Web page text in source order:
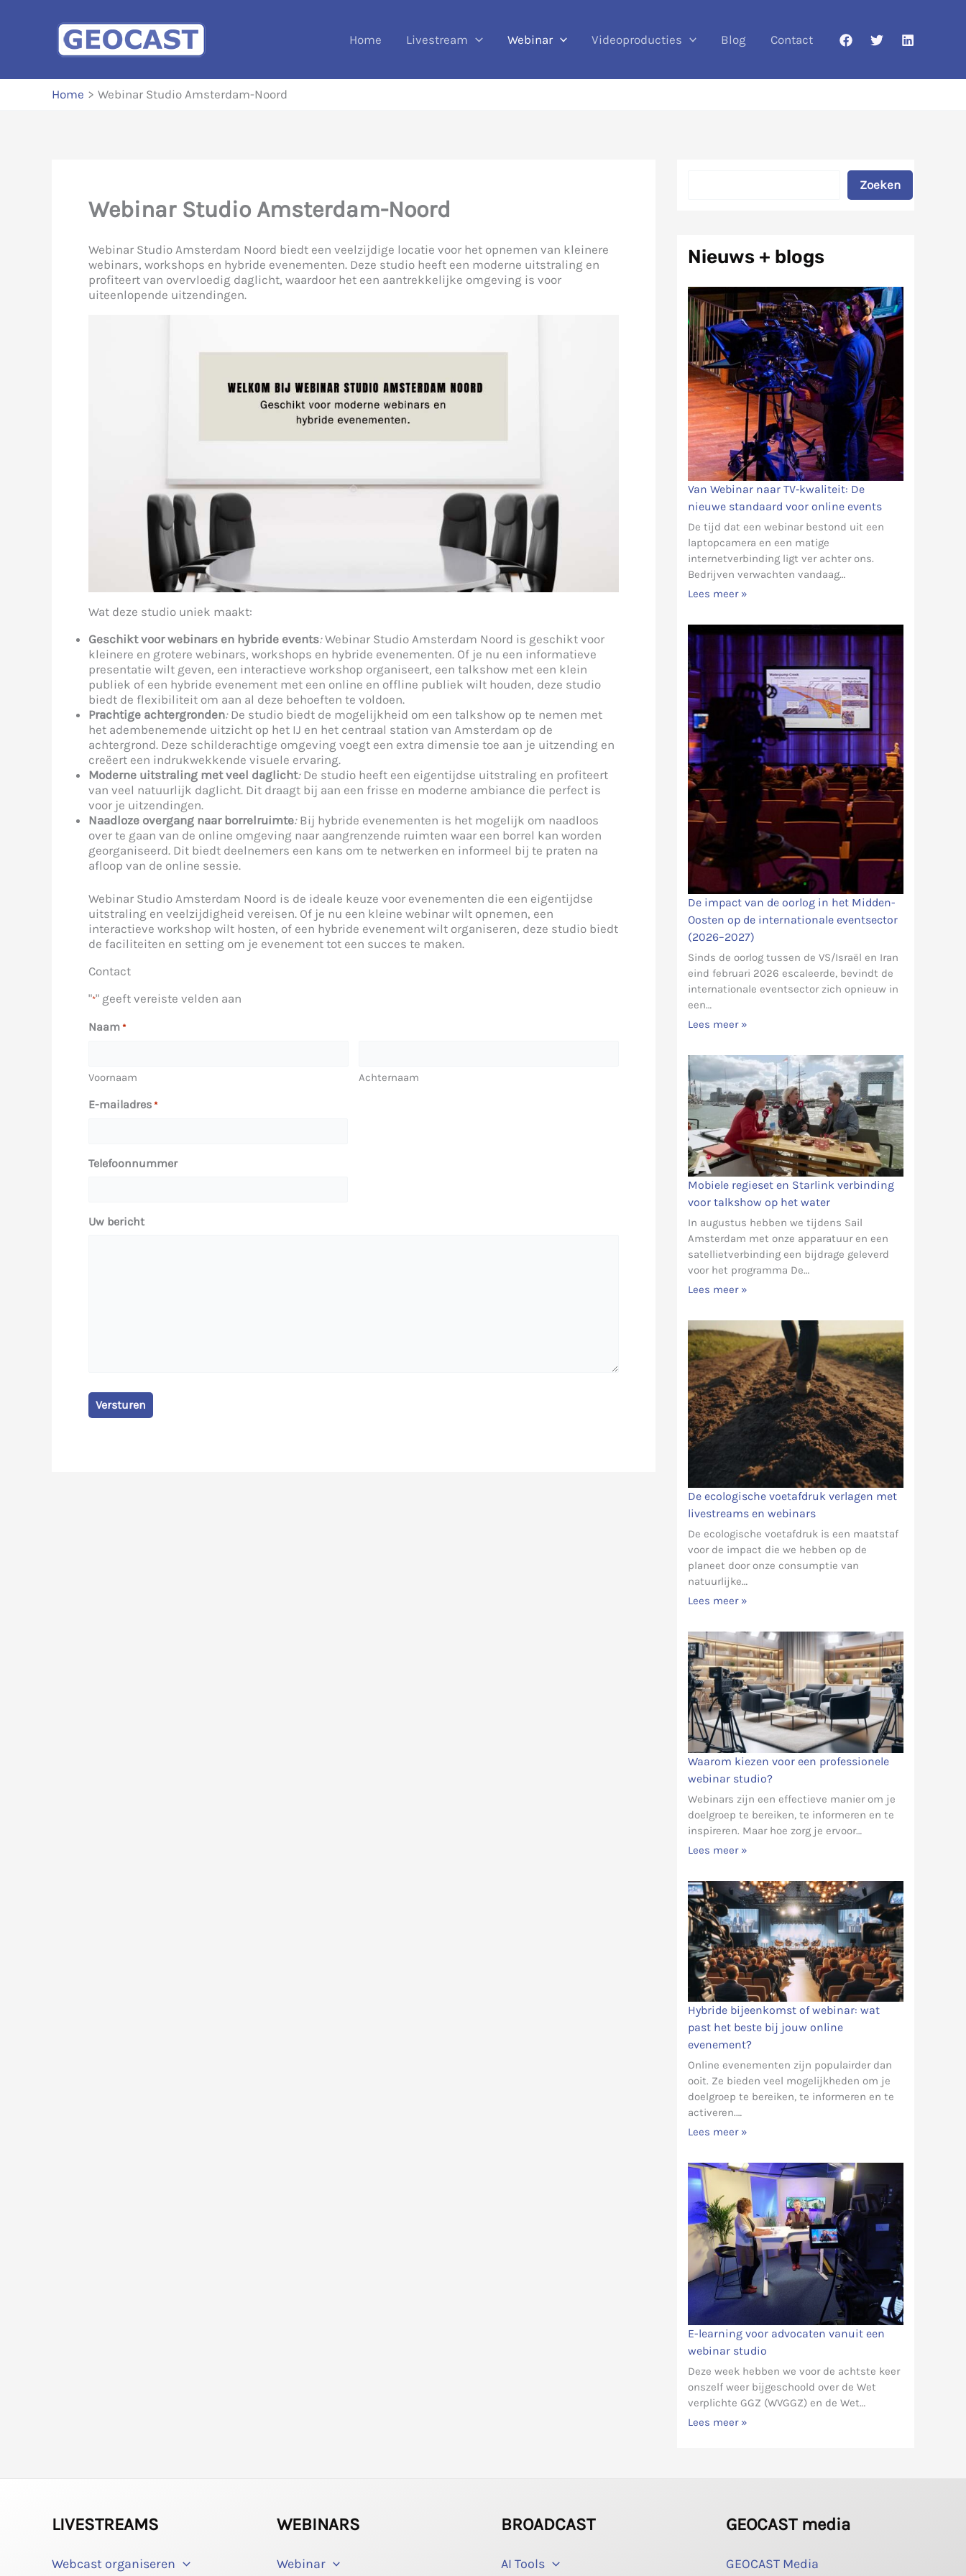
Home Livestream Webinar Videoproducties Blog Contact
Home Webinar Studio Amsterdam-Noord
Webinar Studio Amsterdam-Noord
Webinar Studio Amsterdam Noord biedt een veelzijdige locatie voor het opnemen van kleinere
webinars, workshops en hybride evenementen. Deze studio heeft een moderne uitstraling en
profiteert van overvloedig daglicht, waardoor het een aantrekkelijke omgeving is voor
uiteenlopende uitzendingen.
Wat deze studio uniek maakt:
Geschikt voor webinars en hybride events:Webinar Studio Amsterdam Noord is geschikt voor
kleinere en grotere webinars, workshops en hybride evenementen. Of je nu een informatieve
presentatie wilt geven, een interactieve workshop organiseert, een talkshow met een klein
publiek of een hybride evenement met een online en offline publiek wilt houden, deze studio
biedt de flexibiliteit om aan al deze behoeften te voldoen.
Prachtige achtergronden:De studio biedt de mogelijkheid om een talkshow op te nemen met
het adembenemende uitzicht op het IJ en het centraal station van Amsterdam op de
achtergrond. Deze schilderachtige omgeving voegt een extra dimensie toe aan je uitzending en
creëert een indrukwekkende visuele ervaring.
Moderne uitstraling met veel daglicht:De studio heeft een eigentijdse uitstraling en profiteert
van veel natuurlijk daglicht. Dit draagt bij aan een frisse en moderne ambiance die perfect is
voor je uitzendingen.
Naadloze overgang naar borrelruimte:Bij hybride evenementen is het mogelijk om naadloos
over te gaan van de online omgeving naar aangrenzende ruimten waar een borrel kan worden
georganiseerd. Dit biedt deelnemers een kans om te netwerken en informeel bij te praten na
afloop van de online sessie.
Webinar Studio Amsterdam Noord is de ideale keuze voor evenementen die een eigentijdse
uitstraling en veelzijdigheid vereisen. Of je nu een kleine webinar wilt opnemen, een
interactieve workshop wilt hosten, of een hybride evenement wilt organiseren, deze studio biedt
de faciliteiten en setting om je evenement tot een succes te maken.
Contact
"*" geeft vereiste velden aan
Naam *
Voornaam Achternaam
E-mailadres *
Telefoonnummer
Uw bericht
Zoeken
Nieuws + blogs
Van Webinar naar TV‑kwaliteit: De
nieuwe standaard voor online events
De tijd dat een webinar bestond uit een
laptopcamera en een matige
internetverbinding ligt ver achter ons.
Bedrijven verwachten vandaag…
Lees meer »
De impact van de oorlog in het Midden-
Oosten op de internationale eventsector
(2026–2027)
Sinds de oorlog tussen de VS/Israël en Iran
eind februari 2026 escaleerde, bevindt de
internationale eventsector zich opnieuw in
een…
Lees meer »
Mobiele regieset en Starlink verbinding
voor talkshow op het water
In augustus hebben we tijdens Sail
Amsterdam met onze apparatuur en een
satellietverbinding een bijdrage geleverd
voor het programma De…
Lees meer »
De ecologische voetafdruk verlagen met
livestreams en webinars
De ecologische voetafdruk is een maatstaf
voor de impact die we hebben op de
planeet door onze consumptie van
natuurlijke…
Lees meer »
Waarom kiezen voor een professionele
webinar studio?
Webinars zijn een effectieve manier om je
doelgroep te bereiken, te informeren en te
inspireren. Maar hoe zorg je ervoor…
Lees meer »
Hybride bijeenkomst of webinar: wat
past het beste bij jouw online
evenement?
Online evenementen zijn populairder dan
ooit. Ze bieden veel mogelijkheden om je
doelgroep te bereiken, te informeren en te
activeren.…
Lees meer »
E-learning voor advocaten vanuit een
webinar studio
Deze week hebben we voor de achtste keer
onszelf weer bijgeschoold over de Wet
verplichte GGZ (WVGGZ) en de Wet…
Lees meer »
LIVESTREAMS
Webcast organiseren
WEBINARS
Webinar
BROADCAST
AI Tools
GEOCAST media
GEOCAST Media